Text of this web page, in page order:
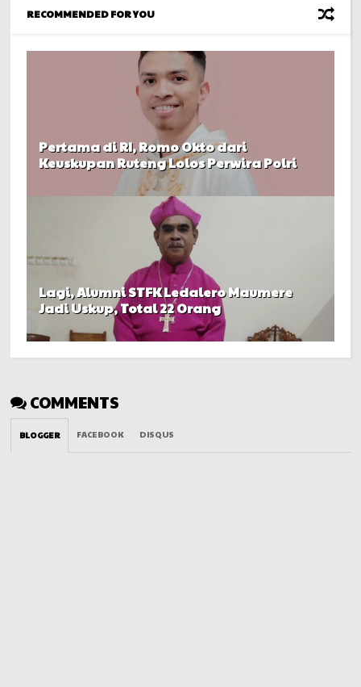
RECOMMENDED FOR YOU
Pertama di RI, Romo Okto dari
Keuskupan Ruteng Lolos Perwira Polri
Lagi, Alumni STFK Ledalero Maumere
Jadi Uskup, Total 22 Orang
COMMENTS
BLOGGER FACEBOOK DISQUS